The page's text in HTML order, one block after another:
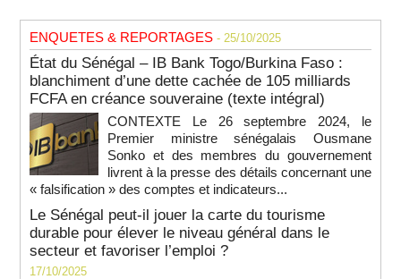
ENQUETES & REPORTAGES - 25/10/2025
État du Sénégal – IB Bank Togo/Burkina Faso :
blanchiment d’une dette cachée de 105 milliards
FCFA en créance souveraine (texte intégral)
CONTEXTE Le 26 septembre 2024, le
Premier ministre sénégalais Ousmane
Sonko et des membres du gouvernement
livrent à la presse des détails concernant une
« falsification » des comptes et indicateurs...
Le Sénégal peut-il jouer la carte du tourisme
durable pour élever le niveau général dans le
secteur et favoriser l’emploi ?
17/10/2025